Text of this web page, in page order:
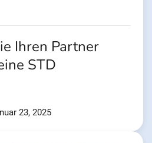
Ihren Partner
STD
23, 2025